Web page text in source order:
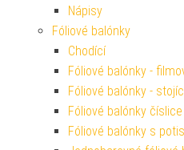
Nápisy
Fóliové balónky
Chodící
Fóliové balónky -
Fóliové balónky -
Fóliové balónky číslice
Fóliové balónky s